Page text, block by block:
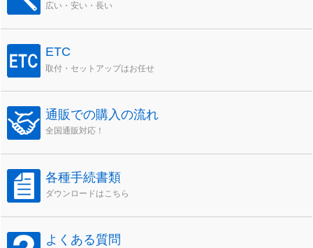
広い・安い・長い
ETC
取付・セットアップはお任せ
通販での購入の流れ
全国通販対応！
各種手続書類
ダウンロードはこちら
よくある質問